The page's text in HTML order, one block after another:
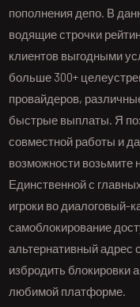
пополнения депо. В
водящие строчки
клиентов выгодными
больше 300+
провайдеров,
быстрые выплаты. Я
совместной работы и
возможности
Единственной с
игроки во диалоговый-
самоблокирование
альтернативный адрес
избродить блокировки
любимой платформе.